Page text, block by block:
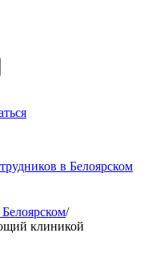
в Белоярском
/
клиникой